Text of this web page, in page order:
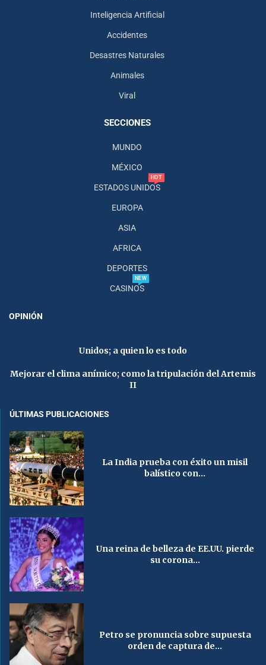
Inteligencia Artificial
Accidentes
Desastres Naturales
Animales
Viral
SECCIONES
MUNDO
MÉXICO
ESTADOS UNIDOS
HOT
EUROPA
ASIA
AFRICA
DEPORTES
CASINOS
NEW
OPINIÓN
Unidos; a quien lo es todo
Mejorar el clima anímico; como la tripulación del Artemis
II
ÚLTIMAS PUBLICACIONES
La India prueba con éxito un misil
balístico con...
Una reina de belleza de EE.UU. pierde
su corona...
Petro se pronuncia sobre supuesta
orden de captura de...